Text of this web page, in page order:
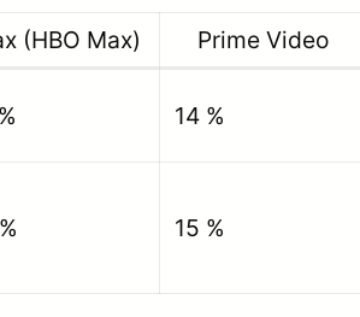
(HBO Max) Prime Video
14 %
15 %